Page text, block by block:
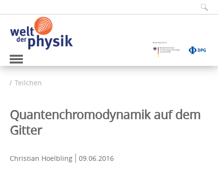
Teilchen
Quantenchromodynamik auf dem
Gitter
Christian Hoelbling 09.06.2016